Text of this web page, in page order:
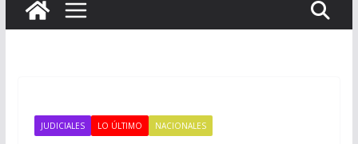
JUDICIALES LO ÚLTIMO NACIONALES